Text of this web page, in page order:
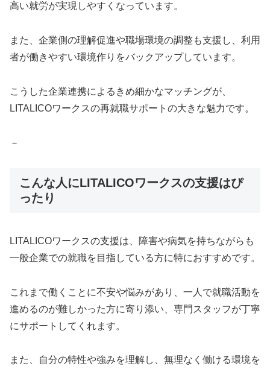
高い就労が実現しやすくなっています。
また、企業側の理解促進や職場環境の調整も支援し、利用
者が働きやすい環境作りをバックアップしています。
こうした企業連携によるきめ細かなマッチングが、
LITALICOワークスの再就職サポートの大きな魅力です。
－
こんな人にLITALICOワークスの支援はぴ
ったり
LITALICOワークスの支援は、障害や病気を持ちながらも
一般企業での就職を目指している方に特におすすめです。
これまで働くことに不安や悩みがあり、一人で就職活動を
進めるのが難しかった方に寄り添い、専門スタッフが丁寧
にサポートしてくれます。
また、自分の特性や強みを理解し、無理なく働ける環境を